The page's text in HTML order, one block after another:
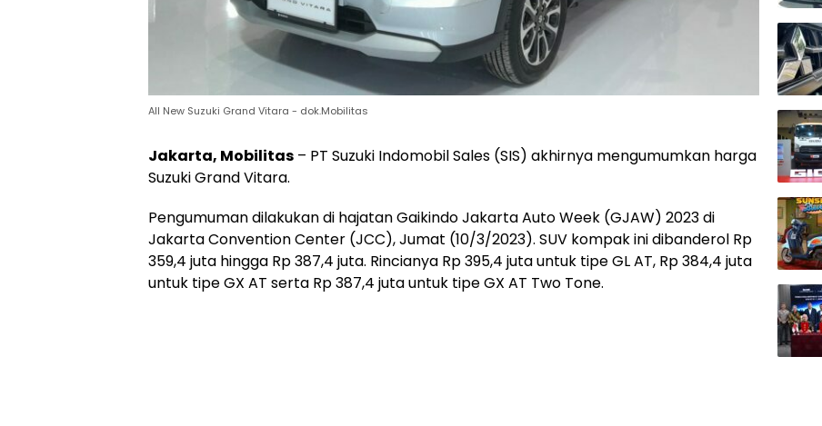
All New Suzuki Grand Vitara - dok.Mobilitas
Jakarta, Mobilitas – PT Suzuki Indomobil Sales (SIS) akhirnya mengumumkan harga
Suzuki Grand Vitara.
Pengumuman dilakukan di hajatan Gaikindo Jakarta Auto Week (GJAW) 2023 di
Jakarta Convention Center (JCC), Jumat (10/3/2023). SUV kompak ini dibanderol Rp
359,4 juta hingga Rp 387,4 juta. Rincianya Rp 395,4 juta untuk tipe GL AT, Rp 384,4 juta
untuk tipe GX AT serta Rp 387,4 juta untuk tipe GX AT Two Tone.